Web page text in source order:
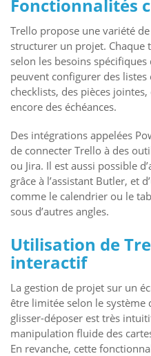
Fonctionnalités
Trello propose une variété
structurer un projet. Chaque
selon les besoins
peuvent configurer des
checklists, des pièces
encore des échéances.
Des intégrations appelées
de connecter Trello à des
ou Jira. Il est aussi possible
grâce à l’assistant Butler, et
comme le calendrier ou le
sous d’autres angles.
Utilisation de
interactif
La gestion de projet sur un
être limitée selon le système
glisser-déposer est très
manipulation fluide des
En revanche, cette